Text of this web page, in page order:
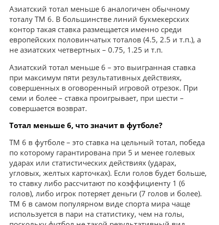
Азиатский тотал меньше 6 аналогичен обычному
тоталу ТМ 6. В большинстве линий букмекерских
контор такая ставка размещается именно среди
европейских половинчатых тоталов (4.5, 2.5 и т.п.), а
не азиатских четвертных – 0.75, 1.25 и т.п.
Азиатский тотал меньше 6 – это выигранная ставка
при максимум пяти результативных действиях,
совершенных в оговоренный игровой отрезок. При
семи и более – ставка проигрывает, при шести –
совершается возврат.
Тотал меньше 6, что значит в футболе?
ТМ 6 в футболе – это ставка на цельный тотал, победа
по которому гарантирована при 5 и менее голевых
ударах или статистических действиях (ударах,
угловых, желтых карточках). Если голов будет больше,
то ставку либо рассчитают по коэффициенту 1 (6
голов), либо игрок потеряет деньги (7 голов и более).
ТМ 6 в самом популярном виде спорта мира чаще
используется в пари на статистику, чем на голы,